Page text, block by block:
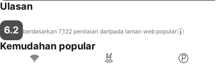
Ulasan
6.2 berdasarkan 7,122 penilaian daripada laman web popular
Kemudahan popular